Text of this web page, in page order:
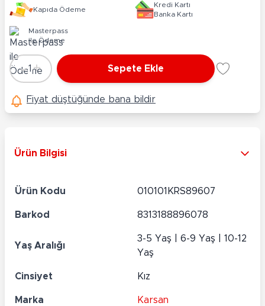
Kapıda Ödeme
Kredi Kartı
Banka Kartı
Masterpass
ile Ödeme
Adet
-1 + Sepete Ekle
Fiyat düştüğünde bana bildir
Ürün Bilgisi
Ürün Kodu 010101KRS89607
Barkod 8313188896078
Yaş Aralığı
3-5 Yaş | 6-9 Yaş | 10-12
Yaş
Cinsiyet Kız
Marka Karsan